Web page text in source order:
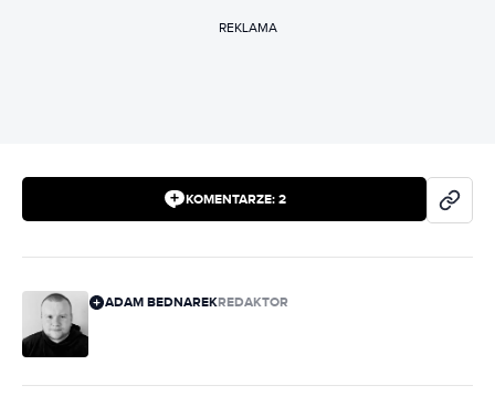
REKLAMA
KOMENTARZE: 2
ADAM BEDNAREKREDAKTOR